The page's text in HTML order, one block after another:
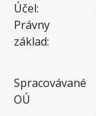
Účel:
Právny
základ:
Spracovávané
OÚ